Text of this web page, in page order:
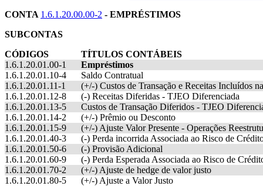
CONTA 1.6.1.20.00.00-2 - EMPRÉSTIMOS
SUBCONTAS
CÓDIGOS
TÍTULOS CONTÁBEIS
1.6.1.20.01.00-1
Empréstimos
1.6.1.20.01.10-4
Saldo Contratual
1.6.1.20.01.11-1
(+/-) Custos de Transação e Receitas Incluídos
1.6.1.20.01.12-8
(-) Receitas Diferidas - TJEO Diferenciada
1.6.1.20.01.13-5
Custos de Transação Diferidos - TJEO
1.6.1.20.01.14-2
(+/-) Prêmio ou Desconto
1.6.1.20.01.15-9
(+/-) Ajuste Valor Presente - Operações
1.6.1.20.01.40-3
(-) Perda incorrida Associada ao Risco de
1.6.1.20.01.50-6
(-) Provisão Adicional
1.6.1.20.01.60-9
(-) Perda Esperada Associada ao Risco de
1.6.1.20.01.70-2
(+/-) Ajuste de hedge de valor justo
1.6.1.20.01.80-5
(+/-) Ajuste a Valor Justo